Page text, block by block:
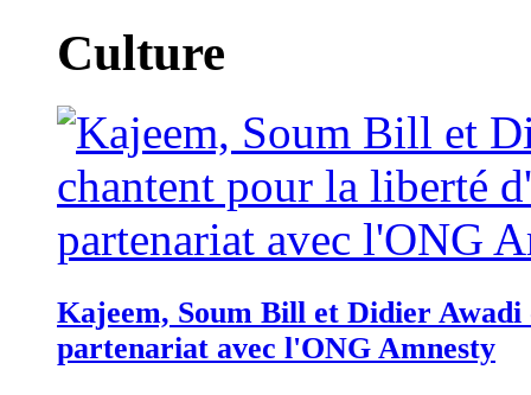
Culture
Kajeem, Soum Bill et Didier
partenariat avec l'ONG Amnesty